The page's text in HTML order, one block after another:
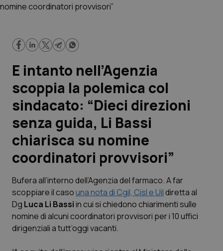
Governo e Parlamento
Regioni e Asl
Lavoro e Professioni
Scienza e Farmaci
Studi e Analisi
Edizioni Regionali
QS Pro
E intanto nell’Agenzia
scoppia la polemica col
sindacato: “Dieci direzioni
senza guida, Li Bassi
chiarisca su nomine
coordinatori provvisori”
Bufera all’interno dell’Agenzia del farmaco. A far
scoppiare il casouna nota di Cgil, Cisl e Uildiretta al
Dg Luca Li Bassiin cui si chiedono chiarimenti sulle
nomine di alcuni coordinatori provvisori per i 10 uffici
dirigenziali a tutt’oggi vacanti.